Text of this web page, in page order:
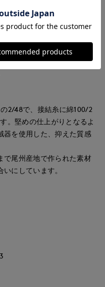
際立つ、デザイン性の高い
タンや前立てのフラップも
ドローストリングの調整
アレンジしていただけます
首できゅっと絞るとまた違
2/48で、接結糸に綿100/2
。堅めの仕上がりとなるよ
器を使用した、抑えた質感
で尾州産地で作られた素材
にしています。